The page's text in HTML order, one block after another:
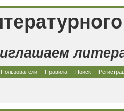
Пользователи Правила Поиск